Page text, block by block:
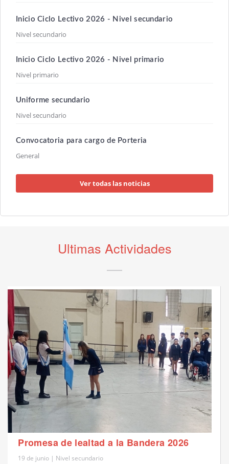
Inicio Ciclo Lectivo 2026 - Nivel secundario
Nivel secundario
Inicio Ciclo Lectivo 2026 - Nivel primario
Nivel primario
Uniforme secundario
Nivel secundario
Convocatoria para cargo de Porteria
General
Ver todas las noticias
Ultimas Actividades
Promesa de lealtad a la Bandera 2026
19 de junio | Nivel secundario